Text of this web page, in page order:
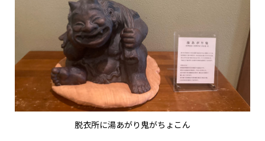
脱衣所に湯あがり鬼がちょこん